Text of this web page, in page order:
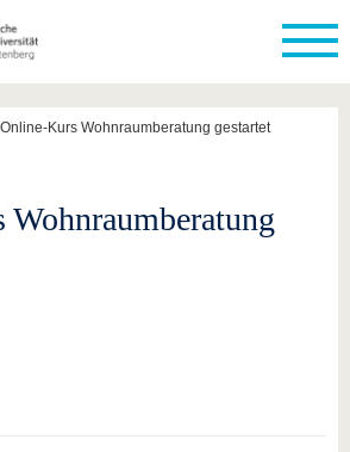
Online-Kurs Wohnraumberatung gestartet